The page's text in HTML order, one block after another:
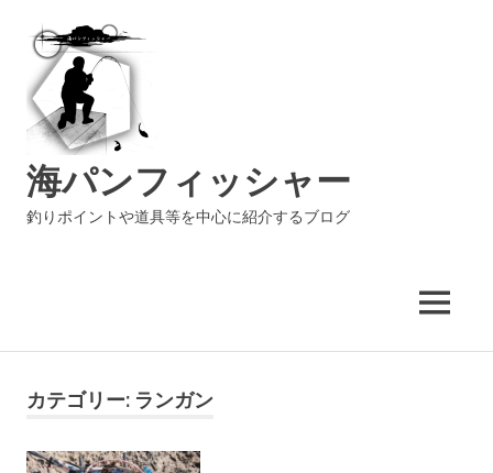
海パンフィッシャー
釣りポイントや道具等を中心に紹介するブログ
MENU
カテゴリー: ランガン